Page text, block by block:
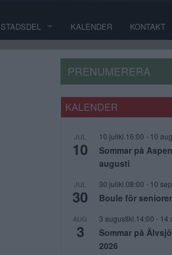
STADSDEL KALENDER KONTAKT
PRENUMERERA
KALENDER
JUL
10
10 julikl.16:00 - 10
Sommar på
augusti
JUL
30
30 julikl.08:00 - 10
Boule för seniorer
AUG
3
3 augustikl.14:00 - 14
Sommar på
2026